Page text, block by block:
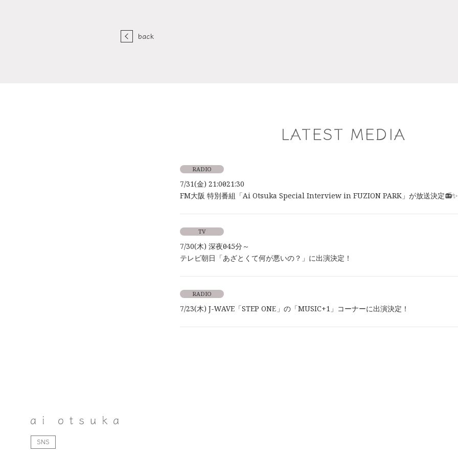
back
LATEST MEDIA
RADIO
7/31(金) 21:00～21:30
FM大阪 特別番組「Ai Otsuka Special Interview in FUZION PARK」が放送決定📻✨
TV
7/30(木) 深夜0時45分～
テレビ朝日「あざとくて何が悪いの？」に出演決定！
RADIO
7/23(木) J-WAVE「STEP ONE」の「MUSIC+1」コーナーに出演決定！
SNS